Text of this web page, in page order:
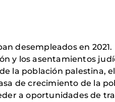
desempleados en
y los asentamientos
la población palestina,
de crecimiento de la
a oportunidades de